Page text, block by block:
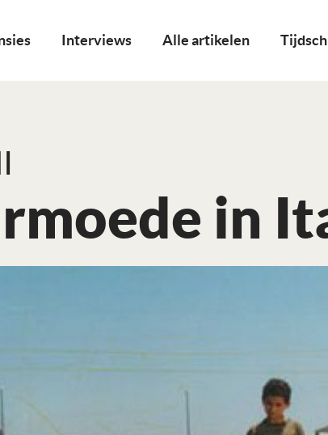
Interviews Alle artikelen
in